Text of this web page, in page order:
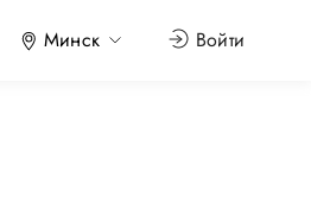
Минск Войти